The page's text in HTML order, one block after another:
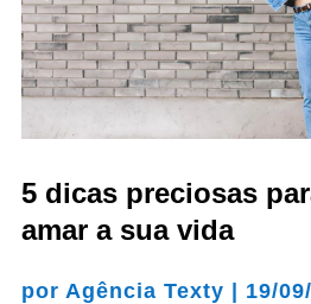
5 dicas preciosas
amar a sua vida
por Agência Texty | 19/